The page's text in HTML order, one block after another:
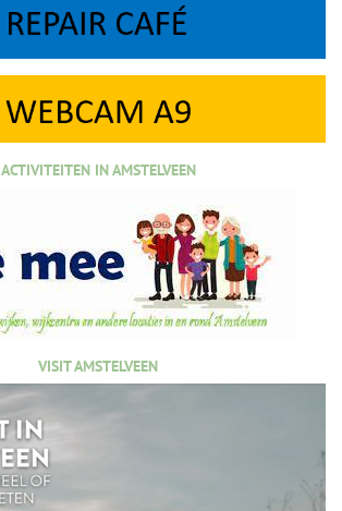
ACTIVITEITEN IN AMSTELVEEN
VISIT AMSTELVEEN